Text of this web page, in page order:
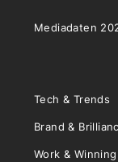
Mediadaten
Tech & Trends
Brand &
Work & Winning